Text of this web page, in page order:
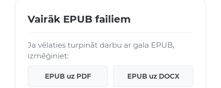
Vairāk EPUB failiem
Ja vēlaties turpināt darbu ar gala EPUB,
izmēģiniet:
EPUB uz PDF EPUB uz DOCX